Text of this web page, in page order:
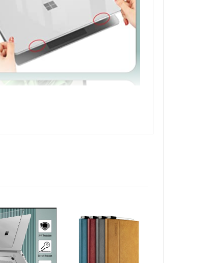
đáy có 4 đệm cao su giúp chống
chuẩn model nhé bạn